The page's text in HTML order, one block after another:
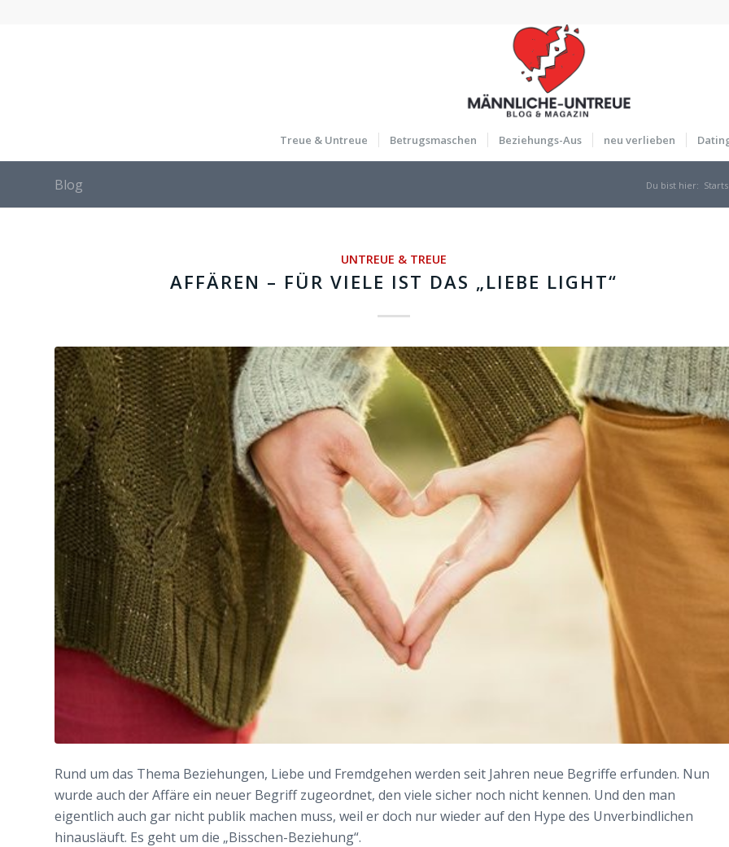
Treue & Untreue Betrugsmaschen Beziehungs-Aus neu verlieben
Blog Du bist hier:
UNTREUE & TREUE
AFFÄREN – FÜR VIELE IST DAS „LIEBE LIGHT“
Rund um das Thema Beziehungen, Liebe und Fremdgehen werden seit Jahren neue Begriffe erfunden. Nun
wurde auch der Affäre ein neuer Begriff zugeordnet, den viele sicher noch nicht kennen. Und den man
eigentlich auch gar nicht publik machen muss, weil er doch nur wieder auf den Hype des Unverbindlichen
hinausläuft. Es geht um die „Bisschen-Beziehung“.